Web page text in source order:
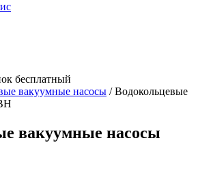
бесплатный
вакуумные насосы / Водокольцевые
вакуумные насосы